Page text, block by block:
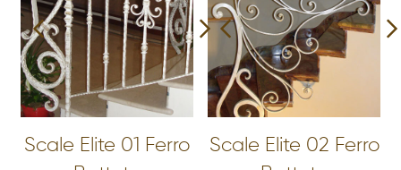
Scale Elite 01 Ferro
Scale Elite 02 Ferro